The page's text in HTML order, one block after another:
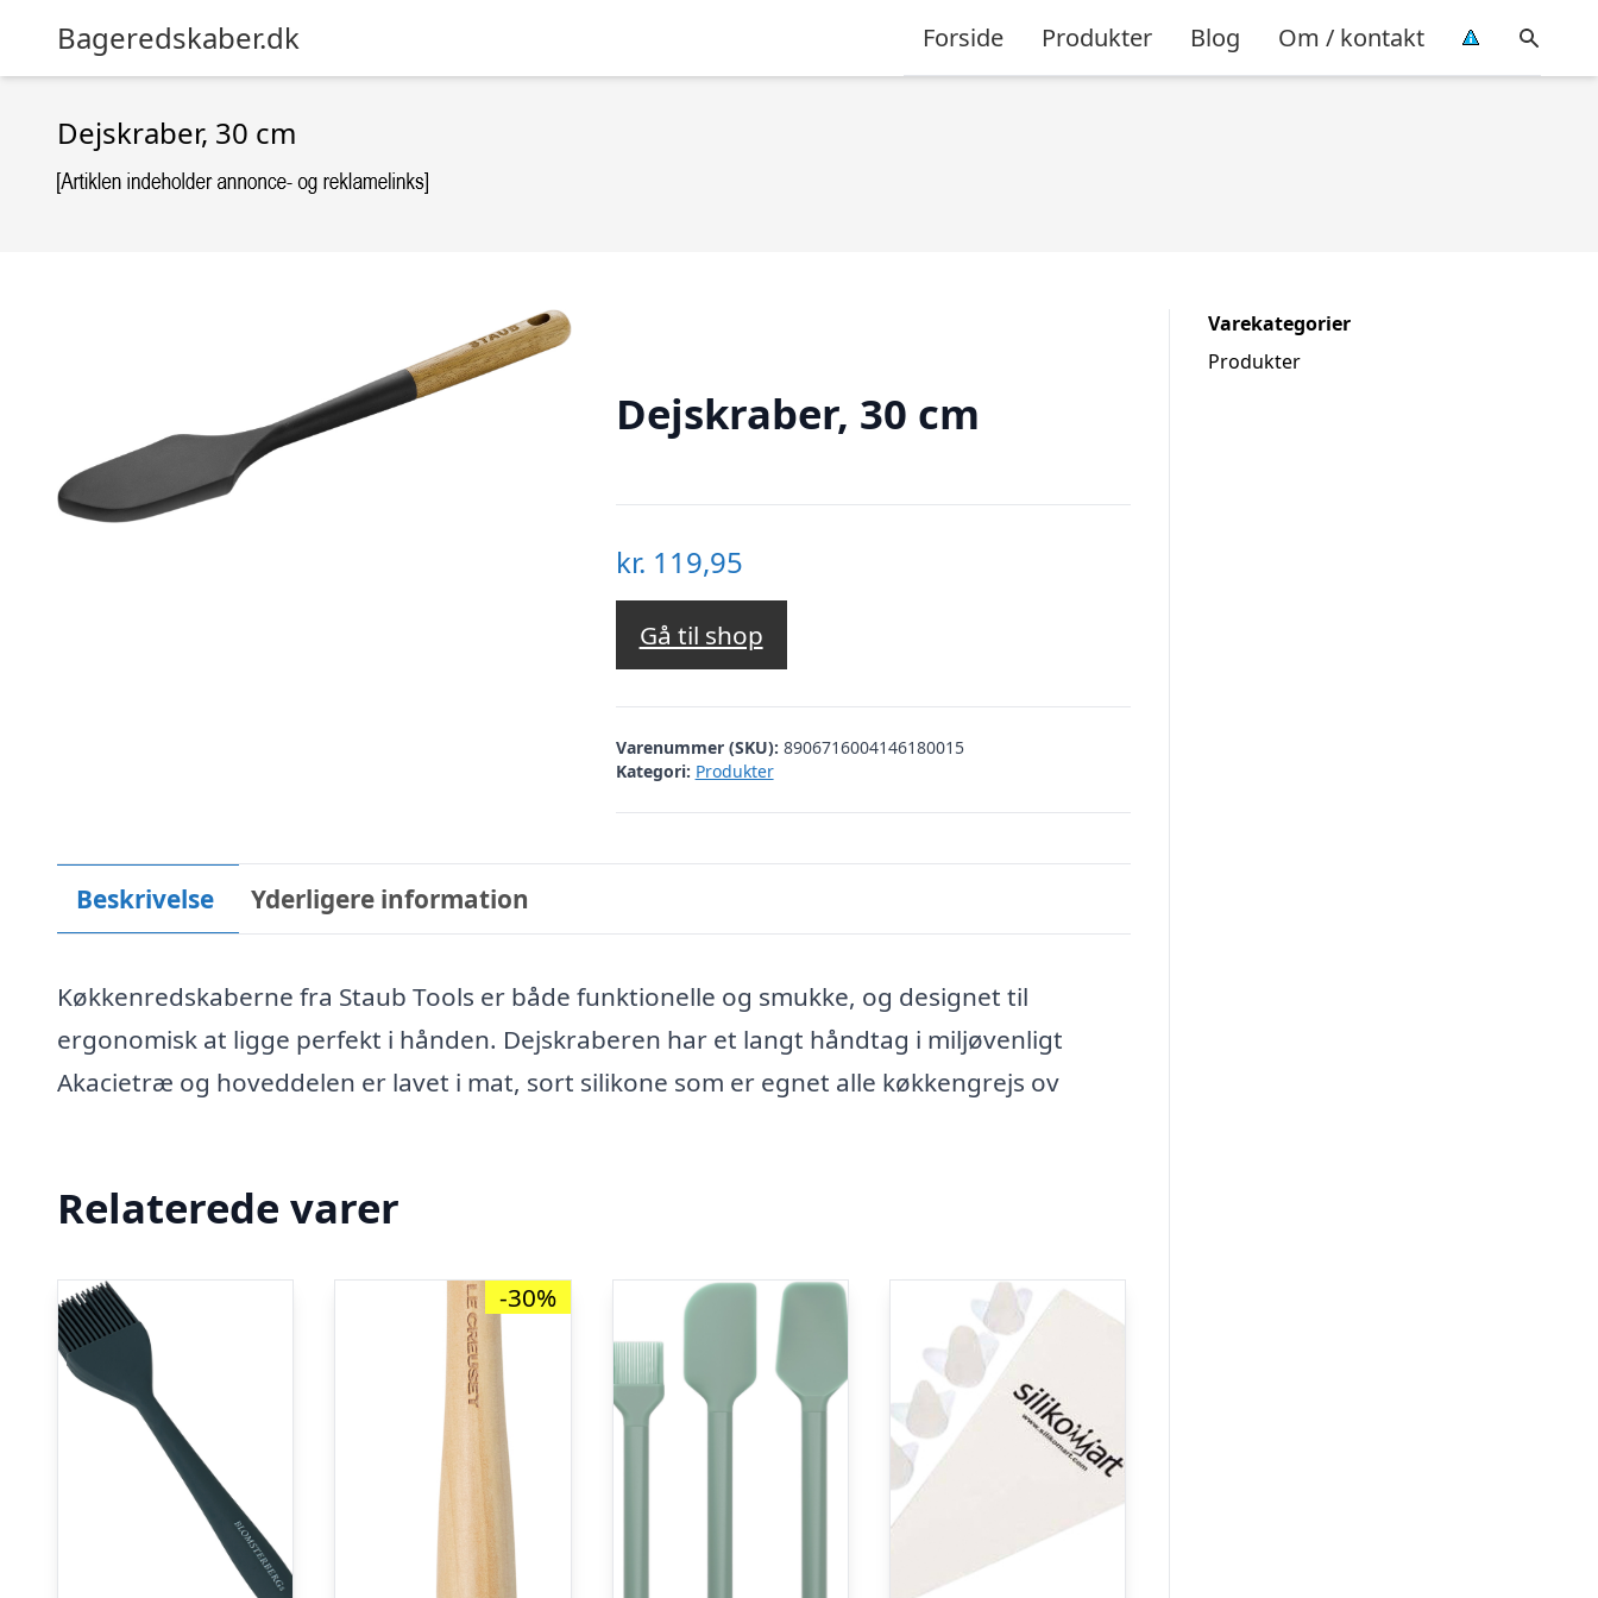
Bageredskaber.dk Forside Produkter Blog Om / kontakt
Dejskraber, 30 cm
Dejskraber, 30 cm
kr. 119,95
Gå til shop
Varenummer (SKU): 8906716004146180015
Kategori: Produkter
Beskrivelse Yderligere information
Køkkenredskaberne fra Staub Tools er både funktionelle og smukke, og designet til
ergonomisk at ligge perfekt i hånden. Dejskraberen har et langt håndtag i miljøvenligt
Akacietræ og hoveddelen er lavet i mat, sort silikone som er egnet alle køkkengrejs ov
Relaterede varer
-30%
Varekategorier
Produkter